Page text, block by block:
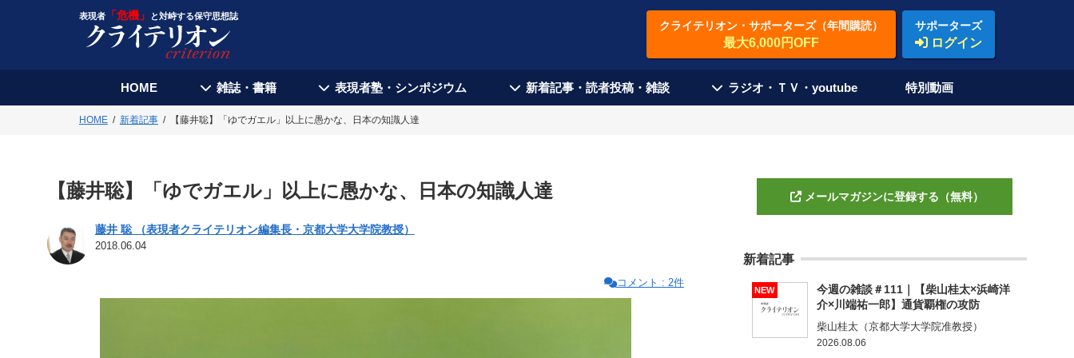
表現者「危機」 と対峙する保守思想誌
クライテリオン・サポーターズ（年間購読）
最大6,000円OFF
サポーターズ
ログイン
HOME 雑誌・書籍 表現者塾・シンポジウム 新着記事・読者投稿・雑談 ラジオ・ＴＶ・youtube 特別動画
HOME 新着記事 【藤井聡】「ゆでガエル」以上に愚かな、日本の知識人達
【藤井聡】「ゆでガエル」以上に愚かな、日本の知識人達
藤井 聡 （表現者クライテリオン編集長・京都大学大学院教授）
2018.06.04
コメント : 2件
メールマガジンに登録する（無料）
新着記事
NEW
今週の雑談＃111｜【柴山桂太×浜崎洋
介×川端祐一郎】通貨覇権の攻防
柴山桂太（京都大学大学院准教授）
2026.08.06